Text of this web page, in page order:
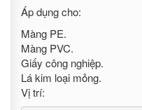
Áp dụng cho:
Màng PE.
Màng PVC.
Giấy công nghiệp.
Lá kim loại mỏng.
Vị trí: